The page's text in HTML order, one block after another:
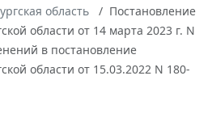
область
Постановление
области от 14 марта 2023 г. N
в постановление
области от 15.03.2022 N 180-